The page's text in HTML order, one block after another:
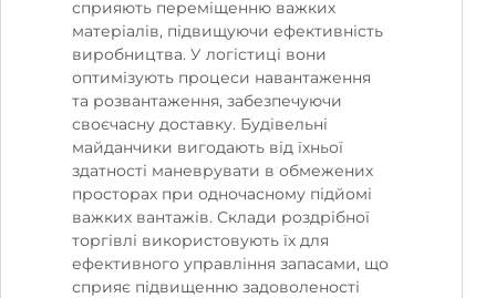
сприяють переміщенню важких
матеріалів, підвищуючи ефективність
виробництва. У логістиці вони
оптимізують процеси навантаження
та розвантаження, забезпечуючи
своєчасну доставку. Будівельні
майданчики вигодають від їхньої
здатності маневрувати в обмежених
просторах при одночасному підйомі
важких вантажів. Склади роздрібної
торгівлі використовують їх для
ефективного управління запасами, що
сприяє підвищенню задоволеності